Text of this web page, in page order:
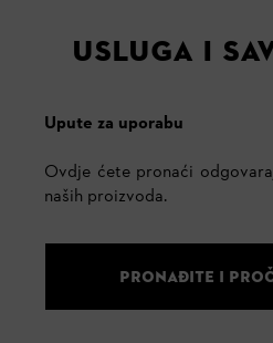
USLUGA I
Upute za uporabu
Ovdje ćete pronaći
naših proizvoda.
PRONAĐITE I